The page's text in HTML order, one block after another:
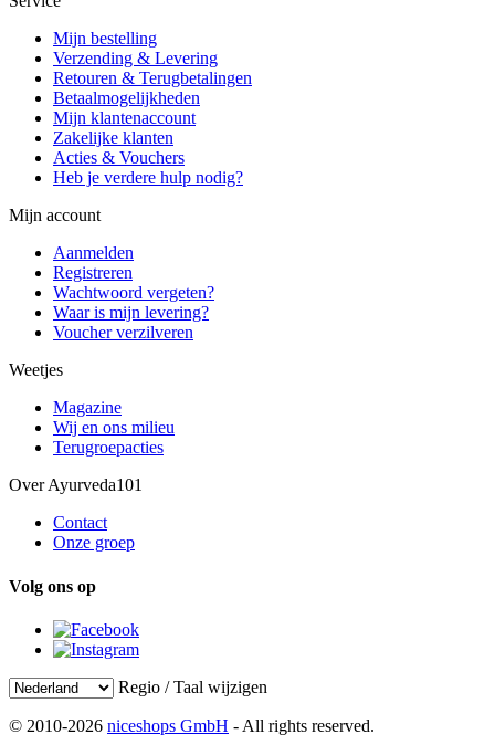
Mijn bestelling
Verzending & Levering
Retouren & Terugbetalingen
Betaalmogelijkheden
Mijn klantenaccount
Zakelijke klanten
Acties & Vouchers
Heb je verdere hulp nodig?
Mijn account
Aanmelden
Registreren
Wachtwoord vergeten?
Waar is mijn levering?
Voucher verzilveren
Weetjes
Magazine
Wij en ons milieu
Terugroepacties
Over Ayurveda101
Contact
Onze groep
Volg ons op
Regio / Taal wijzigen
© 2010-2026 niceshops GmbH - All rights reserved.